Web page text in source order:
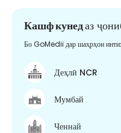
Кашф кунедаз
Бо GoMedii дар шаҳрҳои
Деҳлӣ NCR
Мумбай
Ченнай